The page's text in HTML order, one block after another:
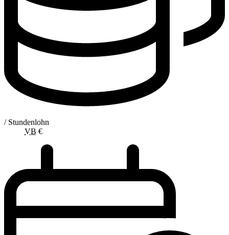
/ Stundenlohn
VB €